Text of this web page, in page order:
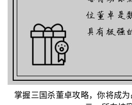
掌握三国杀董卓攻略，你将成